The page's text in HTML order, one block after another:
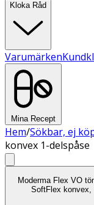
Kloka Råd
Varumärken
Mina Recept
Hem/Sökbar, ej
konvex 1-delspåse
Moderma Flex VO
SoftFlex konvex,